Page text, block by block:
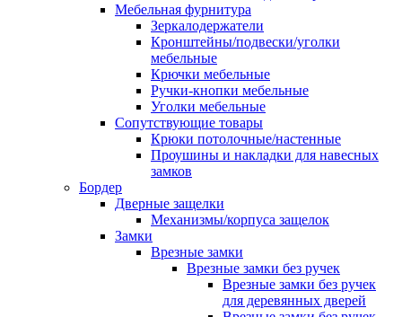
Мебельная фурнитура
Зеркалодержатели
Кронштейны/подвески/уголки
мебельные
Крючки мебельные
Ручки-кнопки мебельные
Уголки мебельные
Сопутствующие товары
Крюки потолочные/настенные
Проушины и накладки для навесных
замков
Бордер
Дверные защелки
Механизмы/корпуса защелок
Замки
Врезные замки
Врезные замки без ручек
Врезные замки без ручек
для деревянных дверей